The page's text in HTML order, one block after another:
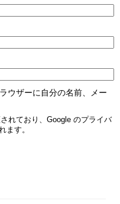
ウザーに自分の名前、メー
れており、Google のプライバ
ます。